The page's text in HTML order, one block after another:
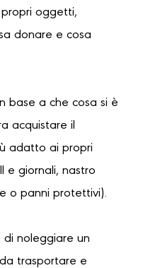
oggetti,
donare e cosa
base a che cosa si è
acquistare il
adatto ai propri
e giornali, nastro
o panni protettivi).
di noleggiare un
trasportare e